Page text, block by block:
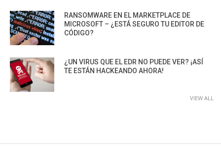
RANSOMWARE EN EL MARKETPLACE DE
MICROSOFT – ¿ESTÁ SEGURO TU EDITOR DE
CÓDIGO?
¿UN VIRUS QUE EL EDR NO PUEDE VER? ¡ASÍ
TE ESTÁN HACKEANDO AHORA!
VIEW ALL